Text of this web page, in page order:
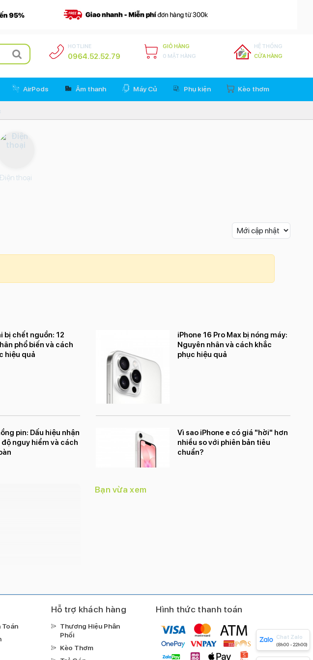
HOTLINE
0964.52.52.79
GIỎ HÀNG
0 MẶT HÀNG
HỆ THỐNG
CỬA HÀNG
AirPods Âm thanh Máy Củ Phụ kiện Kèo thơm
Điện thoại
bị chết nguồn: 12
phổ biến và cách
hiệu quả
iPhone 16 Pro Max bị nóng máy:
Nguyên nhân và cách khắc
phục hiệu quả
pin: Dấu hiệu nhận
nguy hiểm và cách
Vì sao iPhone e có giá "hời" hơn
nhiều so với phiên bản tiêu
chuẩn?
Bạn vừa xem
Chat Zalo
(8h00 - 22h00)
Toán
Hỗ trợ khách hàng
Thương Hiệu Phân
Phối
Kèo Thơm
Hình thức thanh toán